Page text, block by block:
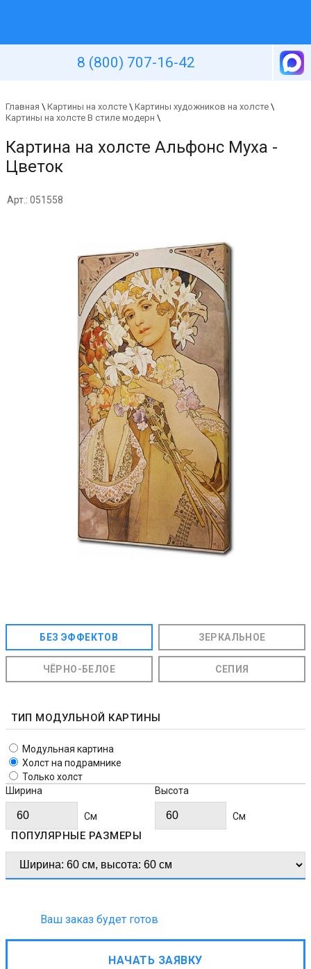
8 (800) 707-16-42
Главная \ Картины на холсте \ Картины художников на холсте \
Картины на холсте В стиле модерн \
Картина на холсте Альфонс Муха -
Цветок
Арт.: 051558
БЕЗ ЭФФЕКТОВ ЗЕРКАЛЬНОЕ
ЧЁРНО-БЕЛОЕ СЕПИЯ
ТИП МОДУЛЬНОЙ КАРТИНЫ
Модульная картина
Холст на подрамнике
Только холст
Ширина
Cм
Высота
Cм
ПОПУЛЯРНЫЕ РАЗМЕРЫ
Ваш заказ будет готов
НАЧАТЬ ЗАЯВКУ